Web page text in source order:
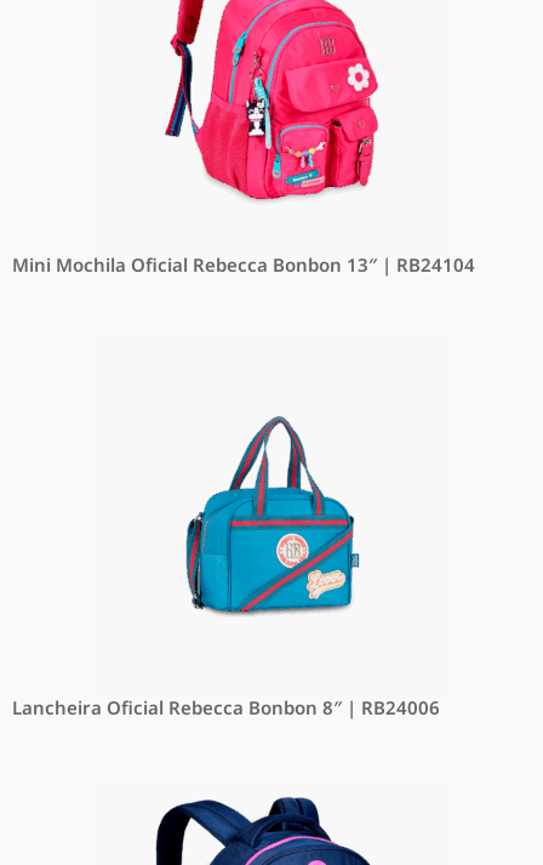
Mini Mochila Oficial Rebecca Bonbon 13″ | RB24104
Lancheira Oficial Rebecca Bonbon 8″ | RB24006